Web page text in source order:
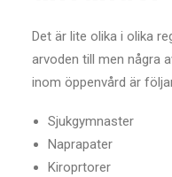
Det är lite olika i olika
arvoden till men några
inom öppenvård är
Sjukgymnaster
Naprapater
Kiroprtorer